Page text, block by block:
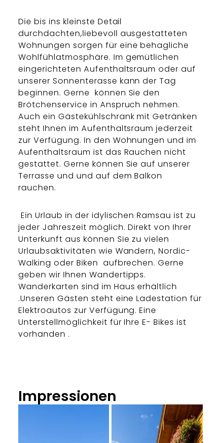
Die bis ins kleinste Detail
durchdachten,liebevoll ausgestatteten
Wohnungen sorgen für eine behagliche
Wohlfühlatmosphäre. Im gemütlichen
eingerichteten Aufenthaltsraum oder auf
unserer Sonnenterasse kann der Tag
beginnen. Gerne können Sie den
Brötchenservice in Anspruch nehmen.
Auch ein Gästekühlschrank mit Getränken
steht Ihnen im Aufenthaltsraum jederzeit
zur Verfügung. In den Wohnungen und im
Aufenthaltsraum ist das Rauchen nicht
gestattet. Gerne können Sie auf unserer
Terrasse und und auf dem Balkon
rauchen.
Ein Urlaub in der idylischen Ramsau ist zu
jeder Jahreszeit möglich. Direkt von Ihrer
Unterkunft aus können Sie zu vielen
Urlaubsaktivitäten wie Wandern, Nordic-
Walking oder Biken aufbrechen. Gerne
geben wir Ihnen Wandertipps.
Wanderkarten sind im Haus erhältlich
.Unseren Gästen steht eine Ladestation für
Elektroautos zur Verfügung. Eine
Unterstellmöglichkeit für Ihre E- Bikes ist
vorhanden .
Impressionen